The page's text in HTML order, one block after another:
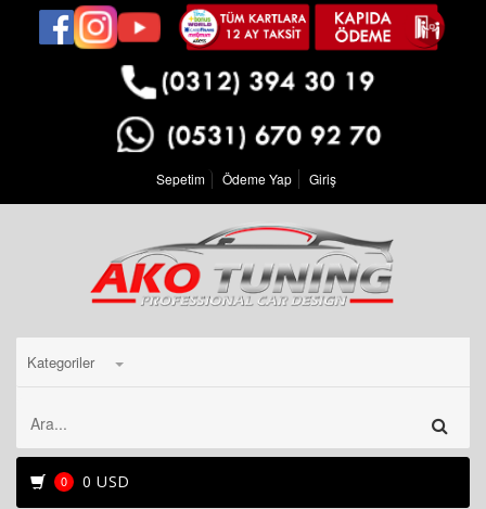
Sepetim Ödeme Yap Giriş
Kategoriler
0 0 USD